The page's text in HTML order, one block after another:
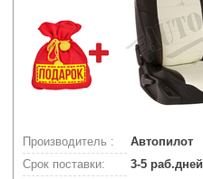
Производитель :
Автопилот
Срок поставки:
3-5 раб.дней